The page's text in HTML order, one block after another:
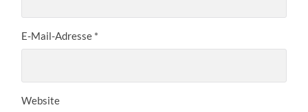
E-Mail-Adresse *
Website